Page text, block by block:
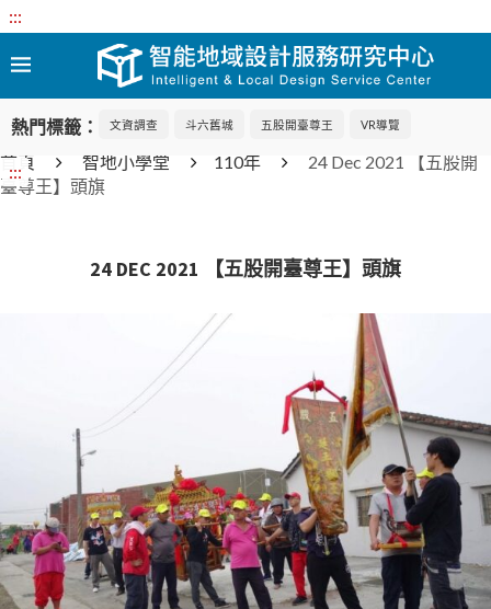
:::
熱門標籤： 文資調查 斗六舊城 五股開臺尊王 VR導覽
:::
首頁 智地小學堂 110年
24 Dec 2021 【五股開
臺尊王】頭旗
24 DEC 2021 【五股開臺尊王】頭旗